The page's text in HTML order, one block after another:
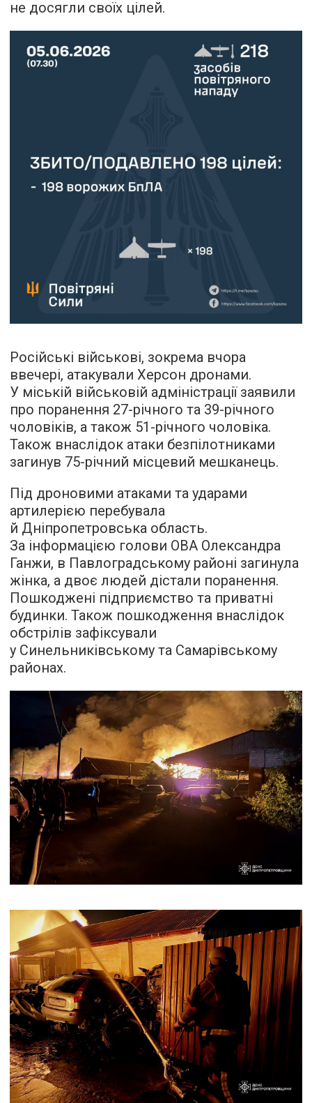
не досягли своїх цілей.
Російські військові, зокрема вчора
ввечері, атакували Херсон дронами.
У міській військовій адміністрації заявили
про поранення 27-річного та 39-річного
чоловіків, а також 51-річного чоловіка.
Також внаслідок атаки безпілотниками
загинув 75-річний місцевий мешканець.
Під дроновими атаками та ударами
артилерією перебувала
й Дніпропетровська область.
За інформацією голови ОВА Олександра
Ганжи, в Павлоградському районі загинула
жінка, а двоє людей дістали поранення.
Пошкоджені підприємство та приватні
будинки. Також пошкодження внаслідок
обстрілів зафіксували
у Синельниківському та Самарівському
районах.